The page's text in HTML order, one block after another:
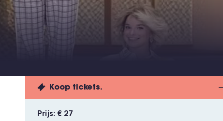
Koop tickets.
Prijs
€ 27